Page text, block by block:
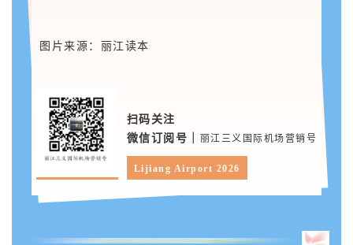
图片来源：丽江读本
扫码关注
微信订阅号｜
丽江三义国际机场营销号
Lijiang Airport 2026